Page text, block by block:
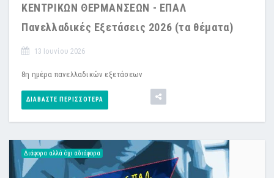
ΚΕΝΤΡΙΚΩΝ ΘΕΡΜΑΝΣΕΩΝ - ΕΠΑΛ
Πανελλαδικές Εξετάσεις 2026 (τα θέματα)
13 Ιουνίου 2026
8η ημέρα πανελλαδικών εξετάσεων
ΔΙΑΒΆΣΤΕ ΠΕΡΙΣΣΌΤΕΡΑ
Διάφορα αλλά όχι αδιάφορα